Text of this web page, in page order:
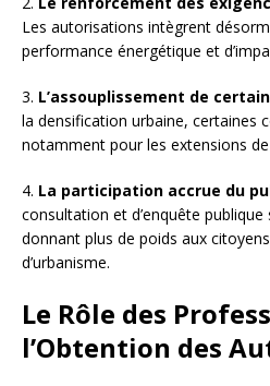
Les autorisations intègrent
performance énergétique et
3. L’assouplissement de
la densification urbaine, certaines
notamment pour les extensions
4. La participation accrue du
consultation et d’enquête
donnant plus de poids aux
d’urbanisme.
Le Rôle des
l’Obtention des